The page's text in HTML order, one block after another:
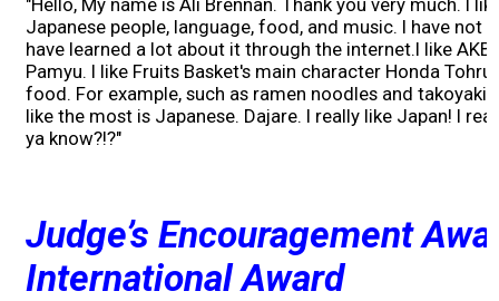
Japanese people, language, food, and music. I have not
have learned a lot about it through the internet.I like
Pamyu. I like Fruits Basket's main character Honda
food. For example, such as ramen noodles and takoyaki.
like the most is Japanese. Dajare. I really like Japan! I
ya know?!?"
Judge’s Encouragement
International Award